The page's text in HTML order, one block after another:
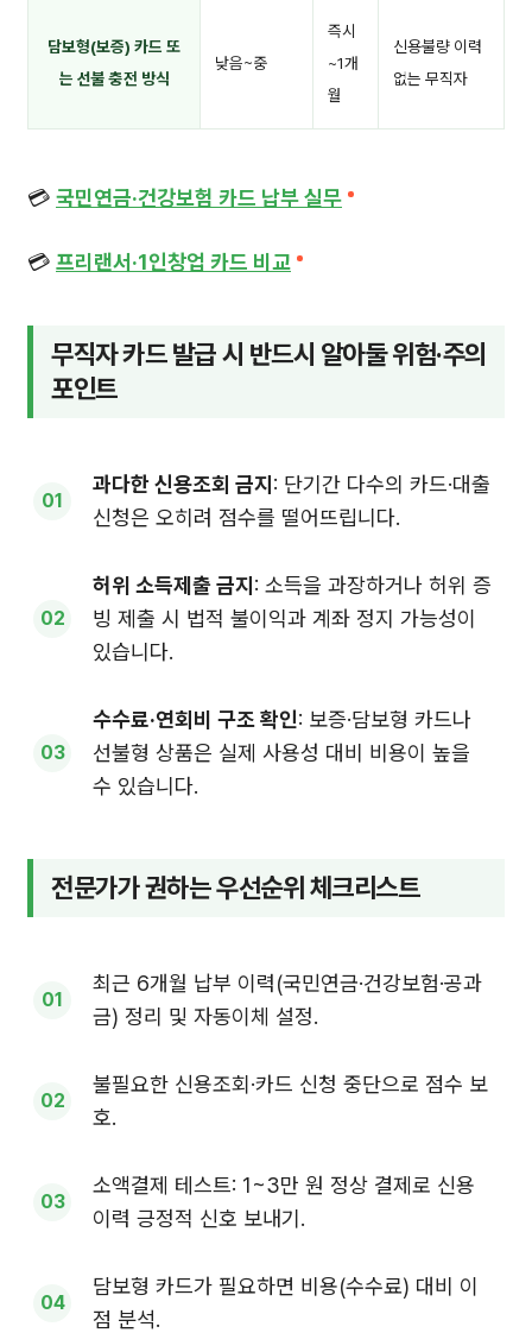
담보형(보증) 카드 또
는 선불 충전 방식
낮음~중
즉시
~1개
월
신용불량 이력
없는 무직자
💳 국민연금·건강보험 카드 납부 실무
💳 프리랜서·1인창업 카드 비교
무직자 카드 발급 시 반드시 알아둘 위험·주의
포인트
과다한 신용조회 금지: 단기간 다수의 카드·대출
신청은 오히려 점수를 떨어뜨립니다.
허위 소득제출 금지: 소득을 과장하거나 허위 증
빙 제출 시 법적 불이익과 계좌 정지 가능성이
있습니다.
수수료·연회비 구조 확인: 보증·담보형 카드나
선불형 상품은 실제 사용성 대비 비용이 높을
수 있습니다.
전문가가 권하는 우선순위 체크리스트
최근 6개월 납부 이력(국민연금·건강보험·공과
금) 정리 및 자동이체 설정.
불필요한 신용조회·카드 신청 중단으로 점수 보
호.
소액결제 테스트: 1~3만 원 정상 결제로 신용
이력 긍정적 신호 보내기.
담보형 카드가 필요하면 비용(수수료) 대비 이
점 분석.